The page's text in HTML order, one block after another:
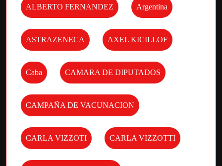
ALBERTO FERNANDEZ Argentina
ASTRAZENECA AXEL KICILLOF
Caba CAMARA DE DIPUTADOS
CAMPAÑA DE VACUNACION
CARLA VIZZOTI CARLA VIZZOTTI